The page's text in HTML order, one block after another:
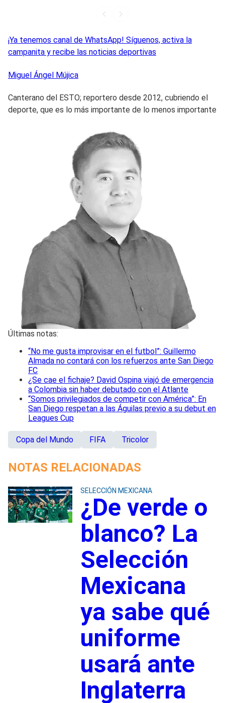
¡Ya tenemos canal de WhatsApp! Síguenos, activa la
campanita y recibe las noticias deportivas
Miguel Ángel Mújica
Canterano del ESTO; reportero desde 2012, cubriendo el
deporte, que es lo más importante de lo menos importante
Últimas notas:
“No me gusta improvisar en el futbol”: Guillermo
Almada no contará con los refuerzos ante San Diego
FC
¿Se cae el fichaje? David Ospina viajó de emergencia
a Colombia sin haber debutado con el Atlante
“Somos privilegiados de competir con América”: En
San Diego respetan a las Águilas previo a su debut en
Leagues Cup
Copa del Mundo FIFA Tricolor
NOTAS RELACIONADAS
SELECCIÓN MEXICANA
¿De verde o
blanco? La
Selección
Mexicana
ya sabe qué
uniforme
usará ante
Inglaterra